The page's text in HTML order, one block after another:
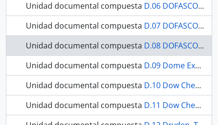
Unidad documental compuesta D.06 DOFASCO: Carter Creek Iron Deposit
Unidad documental compuesta D.07 DOFASCO: Comparison of Mining Properties
Unidad documental compuesta D.08 DOFASCO: Report on Radio Hill Deposit, Kukatush Mining Corp.
Unidad documental compuesta D.09 Dome Exploration Ltd: Bluffy Lake Iron
Unidad documental compuesta D.10 Dow Chemical Co: Nama Creek Mines Ltd.
Unidad documental compuesta D.11 Dow Chemical Co: Ontario Lithium Co. Ltd.